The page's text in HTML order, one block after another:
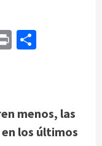
Print
menos, las
los últimos